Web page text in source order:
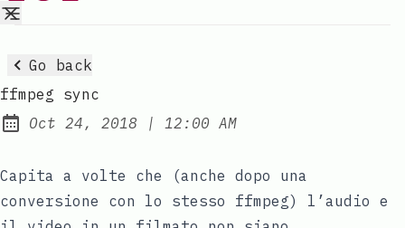
Go back
ffmpeg sync
Published:
Oct 24, 2018 | at
12:00 AM
Capita a volte che (anche dopo una
conversione con lo stesso ffmpeg) l’audio e